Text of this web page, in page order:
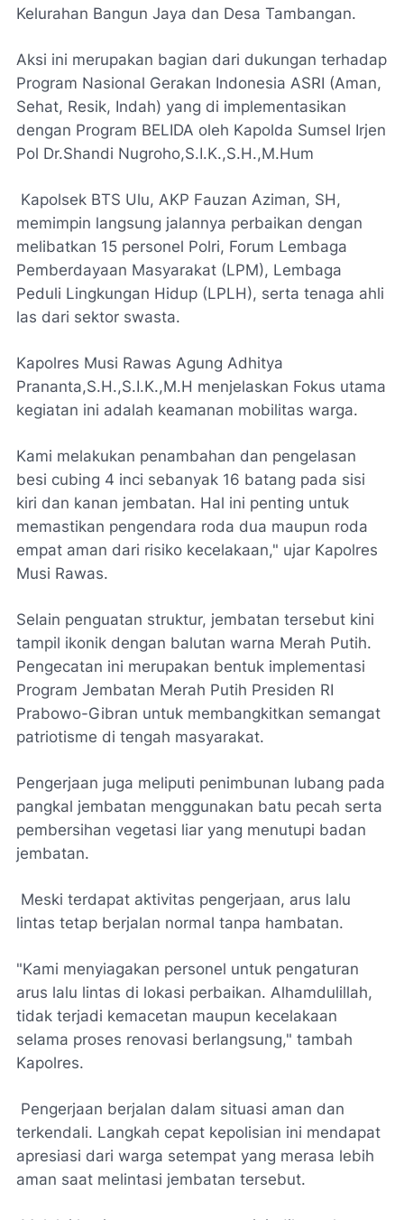
Kelurahan Bangun Jaya dan Desa Tambangan.
Aksi ini merupakan bagian dari dukungan terhadap
Program Nasional Gerakan Indonesia ASRI (Aman,
Sehat, Resik, Indah) yang di implementasikan
dengan Program BELIDA oleh Kapolda Sumsel Irjen
Pol Dr.Shandi Nugroho,S.I.K.,S.H.,M.Hum
​Kapolsek BTS Ulu, AKP Fauzan Aziman, SH,
memimpin langsung jalannya perbaikan dengan
melibatkan 15 personel Polri, Forum Lembaga
Pemberdayaan Masyarakat (LPM), Lembaga
Peduli Lingkungan Hidup (LPLH), serta tenaga ahli
las dari sektor swasta.
Kapolres Musi Rawas Agung Adhitya
Prananta,S.H.,S.I.K.,M.H menjelaskan Fokus utama
kegiatan ini adalah keamanan mobilitas warga.
Kami melakukan penambahan dan pengelasan
besi cubing 4 inci sebanyak 16 batang pada sisi
kiri dan kanan jembatan. Hal ini penting untuk
memastikan pengendara roda dua maupun roda
empat aman dari risiko kecelakaan," ujar Kapolres
Musi Rawas.
​Selain penguatan struktur, jembatan tersebut kini
tampil ikonik dengan balutan warna Merah Putih.
Pengecatan ini merupakan bentuk implementasi
Program Jembatan Merah Putih Presiden RI
Prabowo-Gibran untuk membangkitkan semangat
patriotisme di tengah masyarakat.
​Pengerjaan juga meliputi penimbunan lubang pada
pangkal jembatan menggunakan batu pecah serta
pembersihan vegetasi liar yang menutupi badan
jembatan.
Meski terdapat aktivitas pengerjaan, arus lalu
lintas tetap berjalan normal tanpa hambatan.
​"Kami menyiagakan personel untuk pengaturan
arus lalu lintas di lokasi perbaikan. Alhamdulillah,
tidak terjadi kemacetan maupun kecelakaan
selama proses renovasi berlangsung," tambah
Kapolres.
Pengerjaan berjalan dalam situasi aman dan
terkendali. Langkah cepat kepolisian ini mendapat
apresiasi dari warga setempat yang merasa lebih
aman saat melintasi jembatan tersebut.